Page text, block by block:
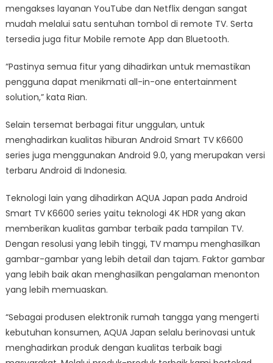
mengakses layanan YouTube dan Netflix dengan sangat
mudah melalui satu sentuhan tombol di remote TV. Serta
tersedia juga fitur Mobile remote App dan Bluetooth.
“Pastinya semua fitur yang dihadirkan untuk memastikan
pengguna dapat menikmati all-in-one entertainment
solution,” kata Rian.
Selain tersemat berbagai fitur unggulan, untuk
menghadirkan kualitas hiburan Android Smart TV K6600
series juga menggunakan Android 9.0, yang merupakan versi
terbaru Android di Indonesia.
Teknologi lain yang dihadirkan AQUA Japan pada Android
Smart TV K6600 series yaitu teknologi 4K HDR yang akan
memberikan kualitas gambar terbaik pada tampilan TV.
Dengan resolusi yang lebih tinggi, TV mampu menghasilkan
gambar-gambar yang lebih detail dan tajam. Faktor gambar
yang lebih baik akan menghasilkan pengalaman menonton
yang lebih memuaskan.
“Sebagai produsen elektronik rumah tangga yang mengerti
kebutuhan konsumen, AQUA Japan selalu berinovasi untuk
menghadirkan produk dengan kualitas terbaik bagi